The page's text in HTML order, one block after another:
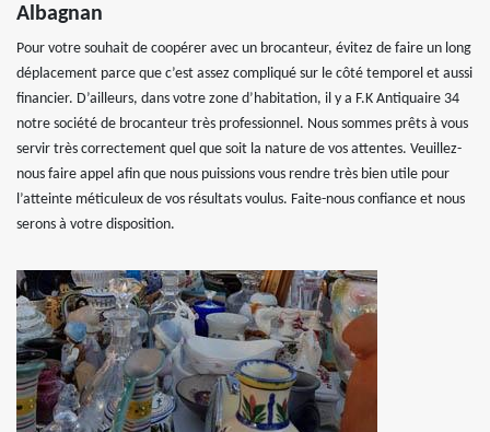
Albagnan
Pour votre souhait de coopérer avec un brocanteur, évitez de faire un long
déplacement parce que c’est assez compliqué sur le côté temporel et aussi
financier. D’ailleurs, dans votre zone d’habitation, il y a F.K Antiquaire 34
notre société de brocanteur très professionnel. Nous sommes prêts à vous
servir très correctement quel que soit la nature de vos attentes. Veuillez-
nous faire appel afin que nous puissions vous rendre très bien utile pour
l’atteinte méticuleux de vos résultats voulus. Faite-nous confiance et nous
serons à votre disposition.